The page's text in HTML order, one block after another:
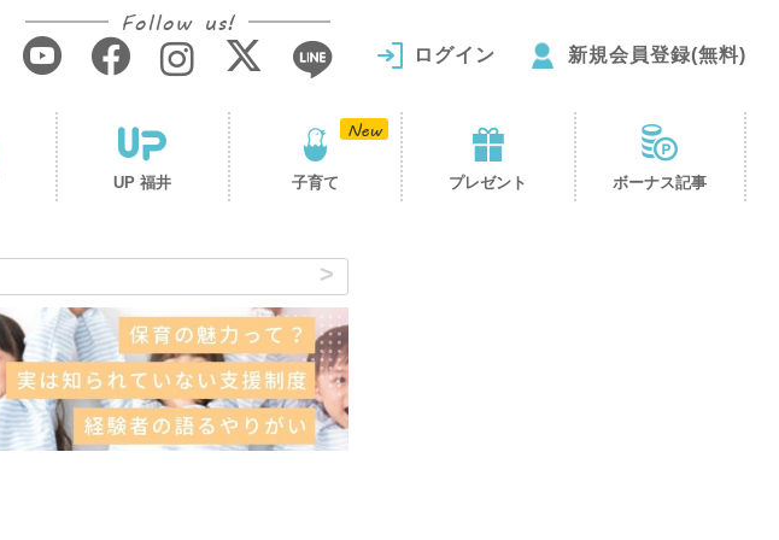
Follow us!
ログイン 新規会員登録(無料)
UP 福井 子育て プレゼント ボーナス記事